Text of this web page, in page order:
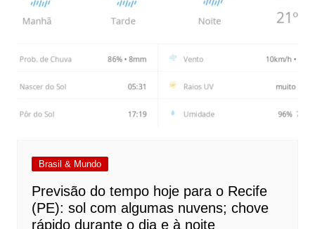
Brasil & Mundo
Previsão do tempo hoje para o Recife
(PE): sol com algumas nuvens; chove
rápido durante o dia e à noite